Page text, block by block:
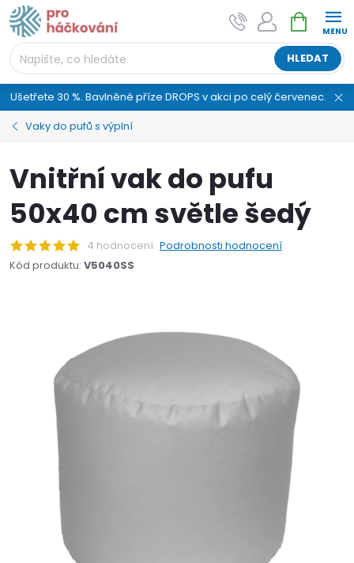
Přejít
na
obsah
HLEDAT
NÁKUPNÍ
KOŠÍK
Ušetřete 30 %. Bavlněné příze DROPS v akci po celý červenec.
Vaky do pufů s výplní
Vnitřní vak do pufu
50x40 cm světle šedý
4 hodnocení Podrobnosti hodnocení
Kód produktu: V5040SS
AI asistent "pani Klubíčková" –
ProHackovani.cz
Jsme e-shop s více než osmiletou tradicí a máme pro
vás připraveno více než 25 tisíc produktů. Vše skladem,
připravené k odeslání.